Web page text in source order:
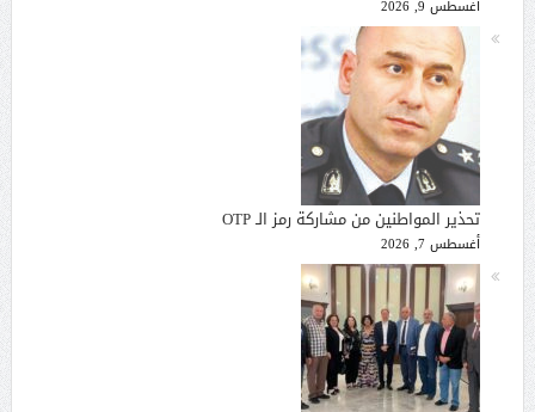
أغسطس 9, 2026
تحذير المواطنين من مشاركة رمز الـ OTP
أغسطس 7, 2026